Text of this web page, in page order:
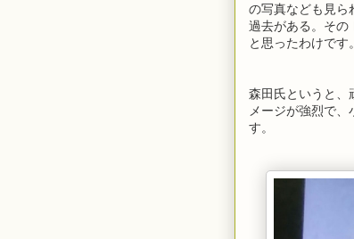
の写真なども見ら
過去がある。その
と思ったわけです。
森田氏というと、
メージが強烈で
す。